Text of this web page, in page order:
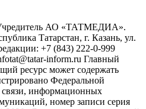
АО «ТАТМЕДИА».
Татарстан, г. Казань, ул.
+7 (843) 222-0-999
inform.ru Главный
ресурс может содержать
Федеральной
связи, информационных
номер записи серия